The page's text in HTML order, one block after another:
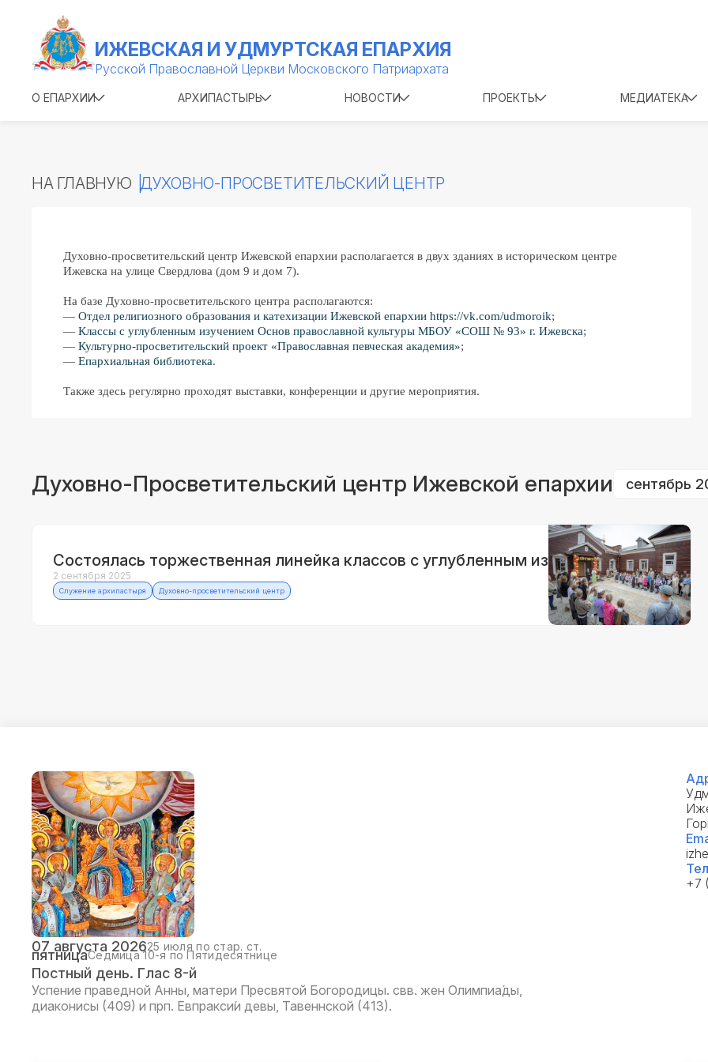
ИЖЕВСКАЯ И УДМУРТСКАЯ ЕПАРХИЯ
Русской Православной Церкви Московского Патриархата
О ЕПАРХИИ АРХИПАСТЫРЬ НОВОСТИ ПРОЕКТЫ МЕДИАТЕКА
НА ГЛАВНУЮ ДУХОВНО-ПРОСВЕТИТЕЛЬСКИЙ ЦЕНТР
Духовно-просветительский центр Ижевской епархии располагается в двух зданиях в историческом центре
Ижевска на улице Свердлова (дом 9 и дом 7).
На базе Духовно-просветительского центра располагаются:
— Отдел религиозного образования и катехизации Ижевской епархии https://vk.com/udmoroik;
— Классы с углубленным изучением Основ православной культуры МБОУ «СОШ № 93» г. Ижевска;
— Культурно-просветительский проект «Православная певческая академия»;
— Епархиальная библиотека.
Также здесь регулярно проходят выставки, конференции и другие мероприятия.
Духовно-Просветительский центр Ижевской епархии сентябрь
Состоялась торжественная линейка классов с углубленным изучением ОПК
2 сентября 2025
Служение архипастыря Духовно-просветительский центр
07 августа 202625 июля по стар. ст.
пятницаСедмица 10-я по Пятидесятнице
Постный день. Глас 8-й
Успение праведной Анны, матери Пресвятой Богородицы. свв. жен Олимпиа́ды,
диаконисы (409) и прп. Евпракси́и девы, Тавеннской (413).
+7